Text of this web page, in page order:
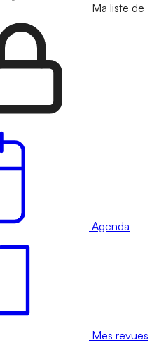
Ma liste de
Agenda
Mes revues